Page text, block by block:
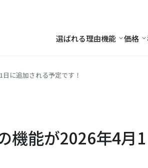
選ばれる理由機能 機能
価格
に追加される予定です！
機能が2026年4月